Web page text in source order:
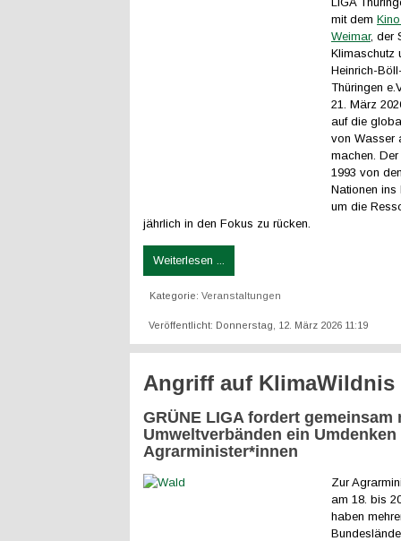
mit dem
Weimar, der
Klimaschutz
Heinrich-
Thüringen
21. März
auf die
von Wasser
machen.
1993 von
Nationen ins
um die
jährlich in den Fokus zu rücken.
Weiterlesen ...
Kategorie: Veranstaltungen
Veröffentlicht: Donnerstag, 12. März 2026 11:19
Angriff auf KlimaWildnis
GRÜNE LIGA fordert gemeinsam
Umweltverbänden ein Umdenken
Agrarminister*innen
Zur
am 18. bis
haben